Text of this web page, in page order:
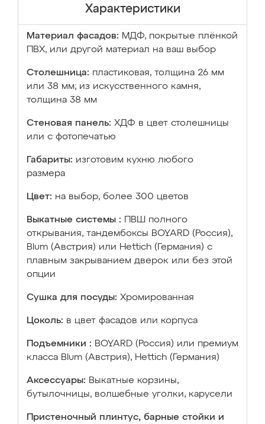
Характеристики
Материал фасадов: МДФ, покрытые плёнкой
ПВХ, или другой материал на ваш выбор
Столешница: пластиковая, толщина 26 мм
или 38 мм; из искусственного камня,
толщина 38 мм
Стеновая панель: ХДФ в цвет столешницы
или с фотопечатью
Габариты: изготовим кухню любого
размера
Цвет: на выбор, более 300 цветов
Выкатные системы :
ПВШ полного
открывания, тандембоксы BOYARD (Россия),
Blum (Австрия) или Hettich (Германия) с
плавным закрыванием дверок или без этой
опции
Сушка для посуды: Хромированная
Цоколь: в цвет фасадов или корпуса
Подъемники : BOYARD (Россия) или премиум
класса Blum (Австрия), Hettich (Германия)
Аксессуары: Выкатные корзины,
бутылочницы, волшебные уголки, карусели
Пристеночный плинтус, барные стойки и